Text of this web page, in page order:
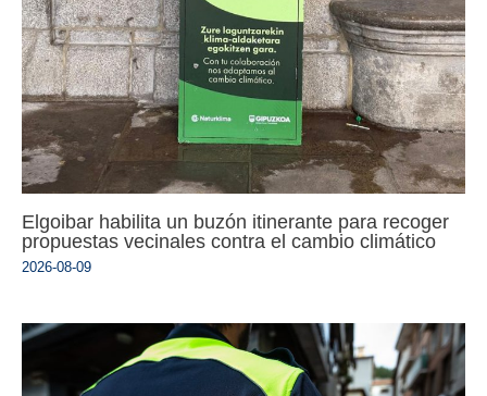
Elgoibar habilita un buzón itinerante para recoger
propuestas vecinales contra el cambio climático
2026-08-09